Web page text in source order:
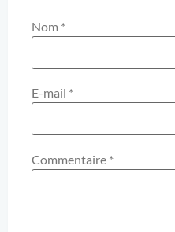
Nom *
E-mail *
Commentaire *